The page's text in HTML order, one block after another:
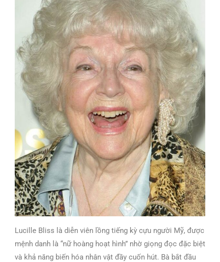
Lucille Bliss là diễn viên lồng tiếng kỳ cựu người Mỹ, được
mệnh danh là “nữ hoàng hoạt hình” nhờ giọng đọc đặc biệt
và khả năng biến hóa nhân vật đầy cuốn hút. Bà bắt đầu